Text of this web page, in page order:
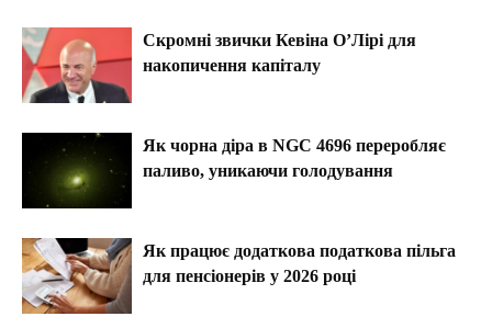
Скромні звички Кевіна О’Лірі для
накопичення капіталу
Як чорна діра в NGC 4696 переробляє
паливо, уникаючи голодування
Як працює додаткова податкова пільга
для пенсіонерів у 2026 році